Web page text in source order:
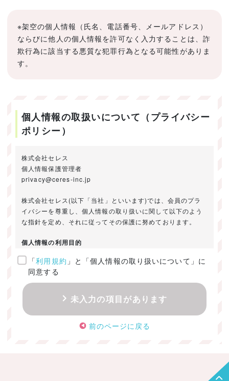
※架空の個人情報（氏名、電話番号、メールアドレス）
ならびに他人の個人情報を許可なく入力することは、詐
欺行為に該当する悪質な犯罪行為となる可能性がありま
す。
個人情報の取扱いについて（プライバシー
ポリシー）
株式会社セレス
個人情報保護管理者
privacy@ceres-inc.jp
株式会社セレス(以下「当社」といいます)では、会員のプラ
イバシーを尊重し、個人情報の取り扱いに関して以下のよう
な指針を定め、それに従ってその保護に努めております。
個人情報の利用目的
ご提供いただきました個人情報は、以下のためにのみ利用い
たします。
・お問い合わせに対する回答及び資料送付のご連絡
・当社のお客様向けサービスの提供
・本人確認
・サービスの開発・改善のための分析
「利用規約 」と「個人情報の取り扱いについて」に
同意する
未入力の項目があります
前のページに戻る